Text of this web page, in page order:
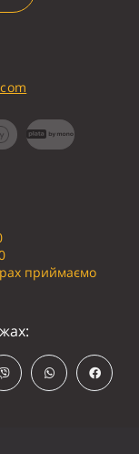
приймаємо